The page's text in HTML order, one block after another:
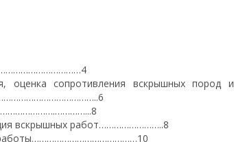
оценка сопротивления вскрышных пород и
вскрышных работ……………………..8
работы……………………………………10